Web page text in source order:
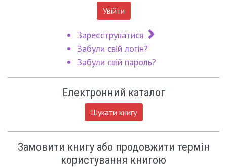
Увійти
Зареєструватися
Забули свій логін?
Забули свій пароль?
Електронний каталог
Шукати книгу
Замовити книгу або продовжити термін
користування книгою